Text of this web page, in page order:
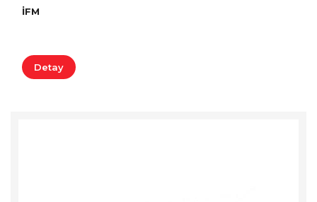
İFM
Detay